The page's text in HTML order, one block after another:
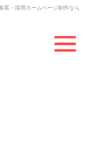
客・採用ホームページ制作なら